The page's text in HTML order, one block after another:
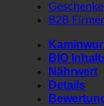
Geschenke
B2B
BIO
Nährwert
Details